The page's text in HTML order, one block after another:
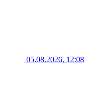
05.08.2026, 12:08